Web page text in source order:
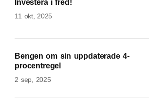
Investera i fred!
11 okt, 2025
Bengen om sin uppdaterade 4-
procentregel
2 sep, 2025